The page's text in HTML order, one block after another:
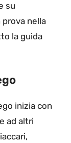
su
nella
la guida
inizia con
ad altri